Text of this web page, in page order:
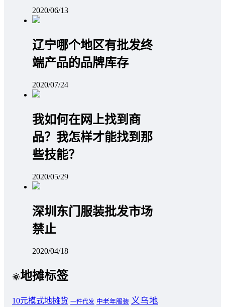
2020/06/13
辽宁哪个地区有批发终
端产品的品牌库存
2020/07/24
我如何在网上找到商
品？我怎样才能找到那
些技能？
2020/05/29
深圳东门服装批发市场
禁止
2020/04/18
地摊标签
10元模式地摊货 一件代发 中老年服装 义乌地